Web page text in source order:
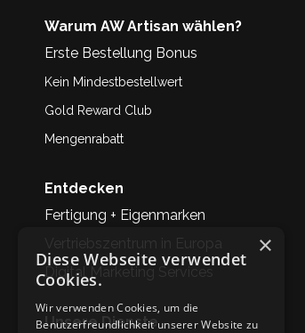
Warum AW Artisan wählen?
Erste Bestellung Bonus
Kein Mindestbestellwert
Gold Reward Club
Mengenrabatt
Entdecken
Fertigung + Eigenmarken
Vertriebszentrum in Europa
Digital Marketing Services
Unsere Dienste
×
Diese Webseite verwendet
Cookies.
Wir verwenden Cookies, um die
Benutzerfreundlichkeit unserer Website zu